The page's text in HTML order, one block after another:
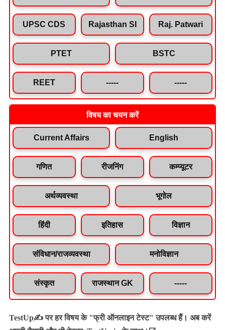
UPSC CDS Rajasthan SI Raj. Patwari
PTET BSTC
REET ----- -----
विषय का चयन करें
Current Affairs English
गणित रीजनिंग कम्प्यूटर
अर्थव्यवस्था भूगोल
हिंदी इतिहास विज्ञान
संविधान/राजव्यवस्था मनोविज्ञान
संस्कृत राजस्थान GK -----
TestUp✍️ पर हर विषय के "फ्री ऑनलाइन टेस्ट" उपलब्ध हैं। अब करें